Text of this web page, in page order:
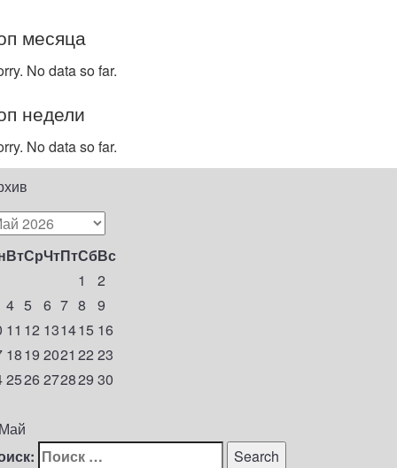
месяца
No data so far.
недели
No data so far.
ВтСрЧтПтСбВс
1
2
4 5 6 7 8
9
11 12 131415 16
1819 2021 22 23
2526272829 30